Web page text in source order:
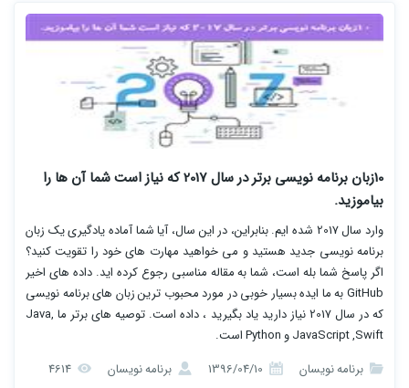
10زبان برنامه نویسی برتر در سال 2017 که نیاز است شما آن ها را
بیاموزید.
وارد سال 2017 شده ایم. بنابراین، در این سال، آیا شما آماده یادگیری یک زبان
برنامه نویسی جدید هستید و می خواهید مهارت های خود را تقویت کنید؟
اگر پاسخ شما بله است، شما به مقاله مناسبی رجوع کرده اید. داده های اخیر
GitHub به ما ایده بسیار خوبی در مورد محبوب ترین زبان های برنامه نویسی
که در سال 2017 نیاز دارید یاد بگیرید ، داده است. توصیه های برتر ما Java,
JavaScript ,Swift و Python است.
برنامه نویسان
برنامه نویسان